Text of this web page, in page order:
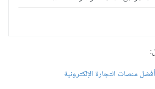
منصات التجارة الإلكترونية